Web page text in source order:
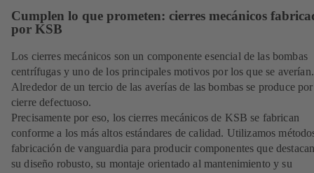
Cumplen lo que prometen: cierres mecánicos
por KSB
Los cierres mecánicos son un componente esencial de las bombas
centrífugas y uno de los principales motivos por los que se averían.
Alrededor de un tercio de las averías de las bombas se produce
cierre defectuoso.
Precisamente por eso, los cierres mecánicos de KSB se fabrican
conforme a los más altos estándares de calidad. Utilizamos
fabricación de vanguardia para producir componentes que
su diseño robusto, su montaje orientado al mantenimiento y su